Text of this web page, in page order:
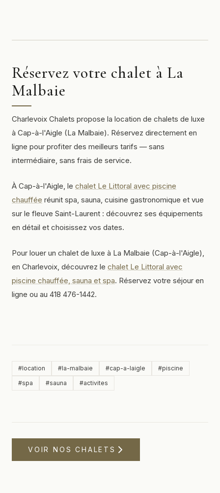
Réservez votre chalet à La
Malbaie
Charlevoix Chalets propose la location de chalets de luxe
à Cap-à-l'Aigle (La Malbaie). Réservez directement en
ligne pour profiter des meilleurs tarifs — sans
intermédiaire, sans frais de service.
À Cap-à-l'Aigle, le chalet Le Littoral avec piscine
chauffée réunit spa, sauna, cuisine gastronomique et vue
sur le fleuve Saint-Laurent : découvrez ses équipements
en détail et choisissez vos dates.
Pour louer un chalet de luxe à La Malbaie (Cap-à-l'Aigle),
en Charlevoix, découvrez le chalet Le Littoral avec
piscine chauffée, sauna et spa. Réservez votre séjour en
ligne ou au 418 476-1442.
#location #la-malbaie #cap-a-laigle #piscine
#spa #sauna #activites
VOIR NOS CHALETS